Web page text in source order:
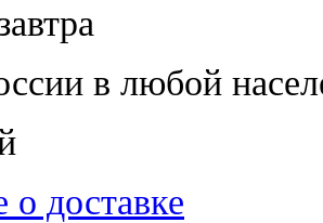
в любой
о доставке